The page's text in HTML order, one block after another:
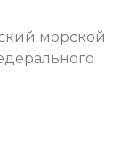
морской